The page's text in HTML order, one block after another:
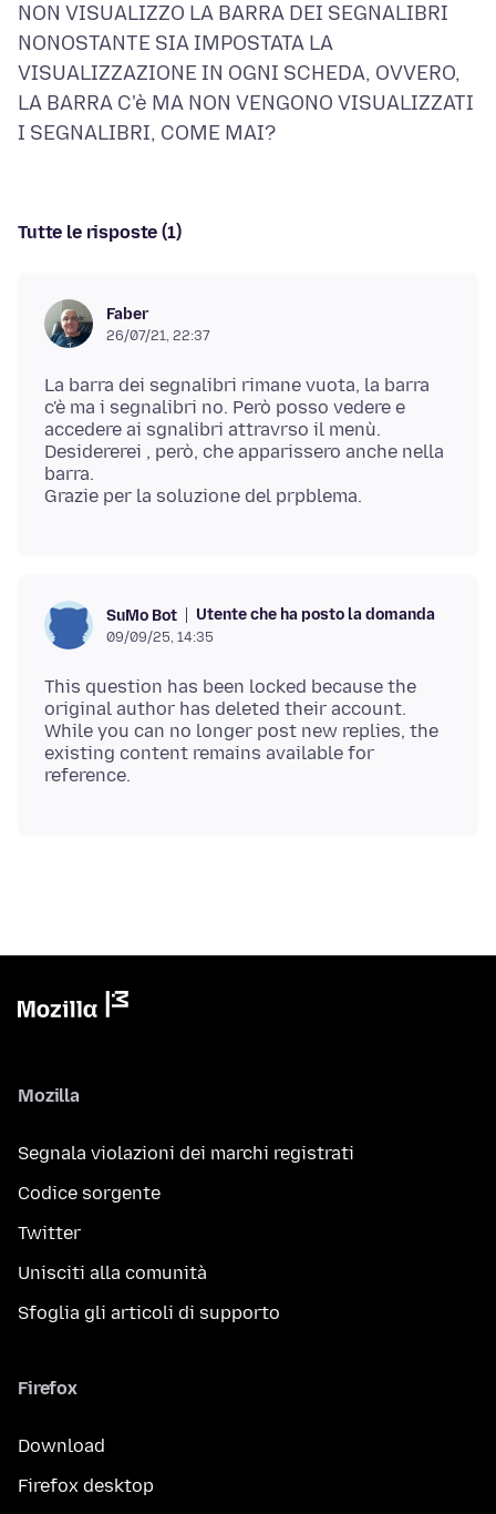
NON VISUALIZZO LA BARRA DEI SEGNALIBRI
NONOSTANTE SIA IMPOSTATA LA
VISUALIZZAZIONE IN OGNI SCHEDA, OVVERO,
LA BARRA C'è MA NON VENGONO VISUALIZZATI
Tutte le risposte (1)
Faber
26/07/21, 22:37
La barra dei segnalibri rimane vuota, la barra
c'è ma i segnalibri no. Però posso vedere e
accedere ai sgnalibri attravrso il menù.
Desidererei , però, che apparissero anche nella
barra.
SuMo Bot Utente che ha posto la domanda
09/09/25, 14:35
This question has been locked because the
original author has deleted their account.
While you can no longer post new replies, the
existing content remains available for
Mozilla
Segnala violazioni dei marchi registrati
Codice sorgente
Twitter
Unisciti alla comunità
Sfoglia gli articoli di supporto
Firefox
Download
Firefox desktop